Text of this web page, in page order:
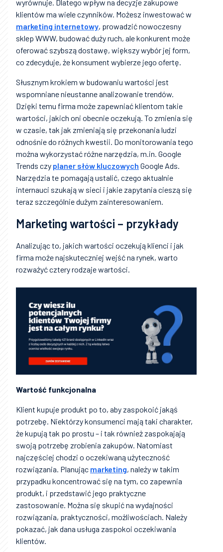
wyrównuje. Dlatego wpływ na decyzje zakupowe
klientów ma wiele czynników. Możesz inwestować w
marketing internetowy, prowadzić nowoczesny
sklep WWW, budować duży ruch, ale konkurent może
oferować szybszą dostawę, większy wybór jej form,
co zdecyduje, że konsument wybierze jego ofertę.
Słusznym krokiem w budowaniu wartości jest
wspomniane nieustanne analizowanie trendów.
Dzięki temu firma może zapewniać klientom takie
wartości, jakich oni obecnie oczekują. To zmienia się
w czasie, tak jak zmieniają się przekonania ludzi
odnośnie do różnych kwestii. Do monitorowania tego
można wykorzystać różne narzędzia, m.in. Google
Trends czy planer słów kluczowych Google Ads.
Narzędzia te pomagają ustalić, czego aktualnie
internauci szukają w sieci i jakie zapytania cieszą się
teraz szczególnie dużym zainteresowaniem.
Marketing wartości – przykłady
Analizując to, jakich wartości oczekują klienci i jak
firma może najskuteczniej wejść na rynek, warto
rozważyć cztery rodzaje wartości.
Wartość funkcjonalna
Klient kupuje produkt po to, aby zaspokoić jakąś
potrzebę. Niektórzy konsumenci mają taki charakter,
że kupują tak po prostu – i tak również zaspokajają
swoją potrzebę zrobienia zakupów. Natomiast
najczęściej chodzi o oczekiwaną użyteczność
rozwiązania. Planując marketing, należy w takim
przypadku koncentrować się na tym, co zapewnia
produkt, i przedstawić jego praktyczne
zastosowanie. Można się skupić na wydajności
rozwiązania, praktyczności, możliwościach. Należy
pokazać, jak dana usługa zaspokoi oczekiwania
klientów.